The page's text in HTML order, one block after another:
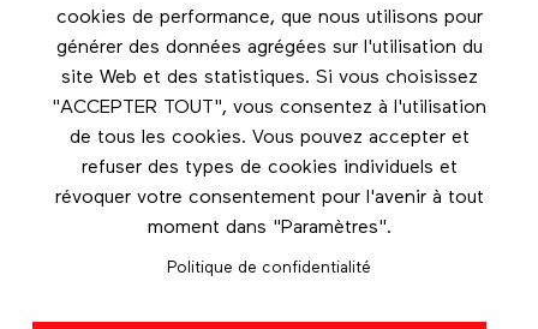
cookies de performance, que nous utilisons pour
générer des données agrégées sur l'utilisation du
site Web et des statistiques. Si vous choisissez
"ACCEPTER TOUT", vous consentez à l'utilisation
de tous les cookies. Vous pouvez accepter et
refuser des types de cookies individuels et
révoquer votre consentement pour l'avenir à tout
moment dans "Paramètres".
Politique de confidentialité
Instagram
Facebook
Nous contacter